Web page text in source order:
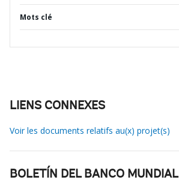
Mots clé
LIENS CONNEXES
Voir les documents relatifs au(x) projet(s)
BOLETÍN DEL BANCO MUNDIAL